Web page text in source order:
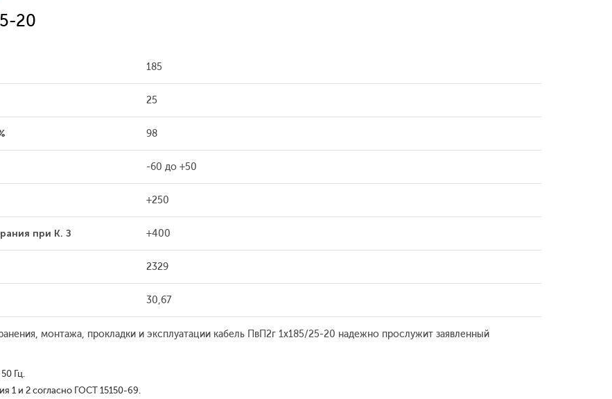
20
185
25
98
-60 до +50
+250
при К. З +400
2329
30,67
монтажа, прокладки и эксплуатации кабель ПвП2г 1x185/25-20 надежно прослужит заявленный
Гц.
1 и 2 согласно ГОСТ 15150-69.